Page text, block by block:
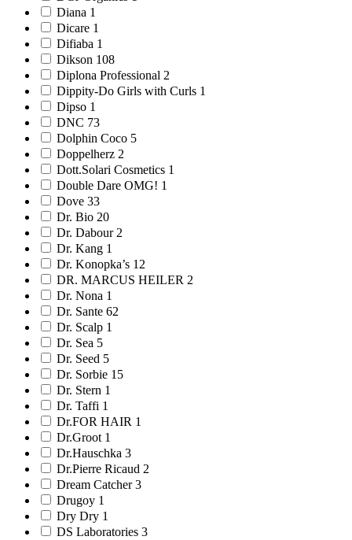
Diana 1
Dicare 1
Difiaba 1
Dikson 108
Diplona Professional 2
Dippity-Do Girls with Curls 1
Dipso 1
DNC 73
Dolphin Coco 5
Doppelherz 2
Dott.Solari Cosmetics 1
Double Dare OMG! 1
Dove 33
Dr. Bio 20
Dr. Dabour 2
Dr. Kang 1
Dr. Konopka’s 12
DR. MARCUS HEILER 2
Dr. Nona 1
Dr. Sante 62
Dr. Scalp 1
Dr. Sea 5
Dr. Seed 5
Dr. Sorbie 15
Dr. Stern 1
Dr. Taffi 1
Dr.FOR HAIR 1
Dr.Groot 1
Dr.Hauschka 3
Dr.Pierre Ricaud 2
Dream Catcher 3
Drugoy 1
Dry Dry 1
DS Laboratories 3